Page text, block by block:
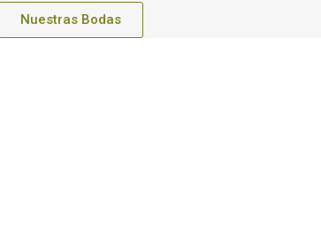
Nuestras Bodas